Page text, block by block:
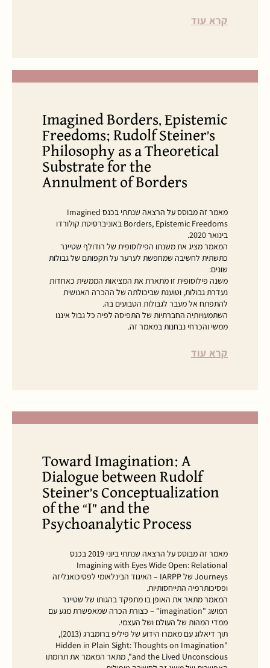
קרא עוד
Imagined Borders, Epistemic
Freedoms; Rudolf Steiner’s
Philosophy as a Theoretical
Substrate for the
Annulment of Borders
מאמר זה מבוסס על הרצאה שנתתי בכנס Imagined
Borders, Epistemic Freedoms באוניברסיטת קולורדו
בינואר 2020.
המאמר מציג את משנתו הפילוסופית של רודולף שטיינר
כתשתית לחשיבה שמחפשת לערער על תקפותם של גבולות
שונים:
משנה פילוסופית זו מתארת את המציאות הממשית כאחדות
נעדרת גבולות, וטוענת שביכולתה של ההכרה האנושית
להתפתח אל מעבר לגבולות הטבועים בה.
השתמעויותיה החברתיות של התפיסה לפיה כל גבול איננו
ממשי והכרחי נבחנות במאמר זה.
קרא עוד
Toward Imagination: A
Dialogue between Rudolf
Steiner’s Conceptualization
of the “I” and the
Psychoanalytic Process
מאמר זה מבוסס על הרצאה שנתתי ביוני 2019 בכנס
Imagining with Eyes Wide Open: Relational
Journeys של IARPP – האיגוד הבינלאומי לפסיכואנליזה
ופסיכותרפיה התייחסותיות.
המאמר מתאר את האופן בו מתפקד בהגותו של שטיינר
המושג "imagination" – כצורת הכרה שמאפשרת מגע עם
ממדי המהות של העולם ושל העצמי.
תוך דיאלוג עם מאמרו הידוע של פיליפ ברומברג (2013),
"Hidden in Plain Sight: Thoughts on Imagination
and the Lived Unconscious", מתאר המאמר את תרומתו